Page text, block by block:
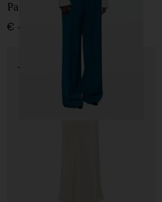
Pantaloni in lana
€ 450,00